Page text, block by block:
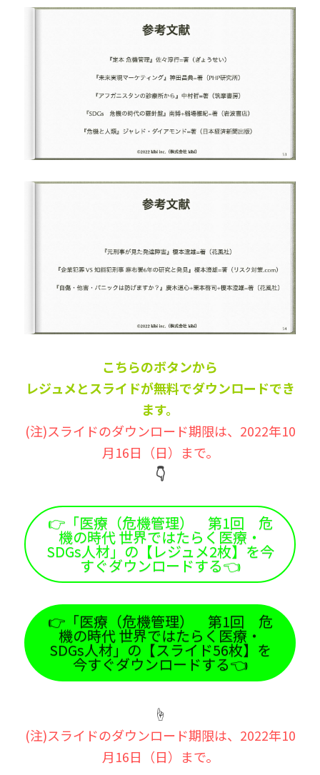
こちらのボタンから
レジュメとスライドが無料でダウンロードでき
ます。
(注)スライドのダウンロード期限は、2022年10
月16日（日）まで。
👇
👉「医療（危機管理） 第1回 危
機の時代 世界ではたらく医療・
SDGs人材」の【レジュメ2枚】を今
すぐダウンロードする👈
👉「医療（危機管理） 第1回 危
機の時代 世界ではたらく医療・
SDGs人材」の【スライド56枚】を
今すぐダウンロードする👈
☝️
(注)スライドのダウンロード期限は、2022年10
月16日（日）まで。